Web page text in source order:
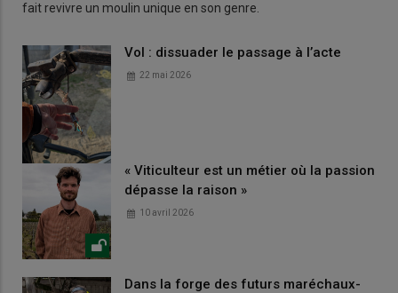
fait revivre un moulin unique en son genre.
Vol : dissuader le passage à l’acte
22 mai 2026
« Viticulteur est un métier où la passion
dépasse la raison »
10 avril 2026
Dans la forge des futurs maréchaux-